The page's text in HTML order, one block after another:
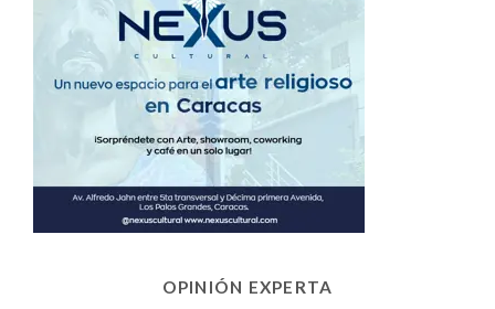
OPINIÓN EXPERTA